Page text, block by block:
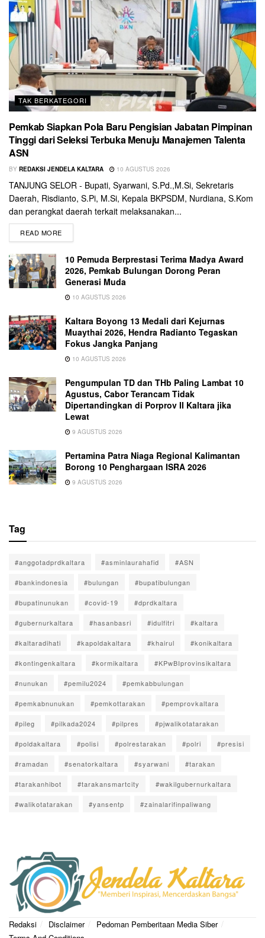
TAK BERKATEGORI
Pemkab Siapkan Pola Baru Pengisian Jabatan Pimpinan
Tinggi dari Seleksi Terbuka Menuju Manajemen Talenta
ASN
BY REDAKSI JENDELA KALTARA 10 AGUSTUS 2026
TANJUNG SELOR - Bupati, Syarwani, S.Pd.,M.Si, Sekretaris
Daerah, Risdianto, S.Pi, M.Si, Kepala BKPSDM, Nurdiana, S.Kom
dan perangkat daerah terkait melaksanakan...
READ MORE
10 Pemuda Berprestasi Terima Madya Award
2026, Pemkab Bulungan Dorong Peran
Generasi Muda
10 AGUSTUS 2026
Kaltara Boyong 13 Medali dari Kejurnas
Muaythai 2026, Hendra Radianto Tegaskan
Fokus Jangka Panjang
10 AGUSTUS 2026
Pengumpulan TD dan THb Paling Lambat 10
Agustus, Cabor Terancam Tidak
Dipertandingkan di Porprov II Kaltara jika
Lewat
9 AGUSTUS 2026
Pertamina Patra Niaga Regional Kalimantan
Borong 10 Penghargaan ISRA 2026
9 AGUSTUS 2026
Tag
#anggotadprdkaltara #asminlaurahafid #ASN
#bankindonesia #bulungan #bupatibulungan
#bupatinunukan #covid-19 #dprdkaltara
#gubernurkaltara #hasanbasri #idulfitri #kaltara
#kaltaradihati #kapoldakaltara #khairul #konikaltara
#kontingenkaltara #kormikaltara #KPwBIprovinsikaltara
#nunukan #pemilu2024 #pemkabbulungan
#pemkabnunukan #pemkottarakan #pemprovkaltara
#pileg #pilkada2024 #pilpres #pjwalikotatarakan
#poldakaltara #polisi #polrestarakan #polri #presisi
#ramadan #senatorkaltara #syarwani #tarakan
#tarakanhibot #tarakansmartcity #wakilgubernurkaltara
#walikotatarakan #yansentp #zainalarifinpaliwang
Redaksi Disclaimer
Pedoman Pemberitaan Media Siber